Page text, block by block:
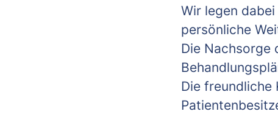
Wir legen
persönliche
Die Nachsorge
Die freundliche